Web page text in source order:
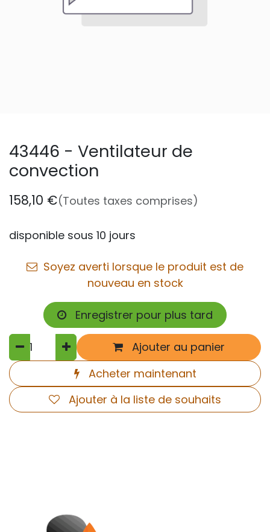
43446 - Ventilateur de
convection
158,10 €(Toutes taxes comprises)
disponible sous 10 jours
Soyez averti lorsque le produit est de
nouveau en stock
Enregistrer pour plus tard
Ajouter au panier
Acheter maintenant
Ajouter à la liste de souhaits